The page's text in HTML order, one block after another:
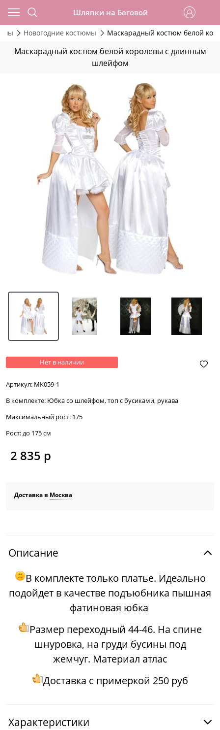
Шляпки на Беговой
Новогодние костюмы Маскарадный костюм белой
Маскарадный костюм белой королевы с длинным
шлейфом
Нет в наличии
Артикул: МК059-1
В комплекте: Юбка со шлейфом, топ с бусиками, рукава
Максимальный рост: 175
Рост:до 175 см
2 835 р
Доставка в Москва
Описание
В комплекте только платье. Идеально
подойдет в качестве подъюбника пышная
фатиновая юбка
Размер переходный 44-46. На спине
шнуровка, на груди бусины под
жемчуг. Материал атлас
Доставка с примеркой 250 руб
Характеристики